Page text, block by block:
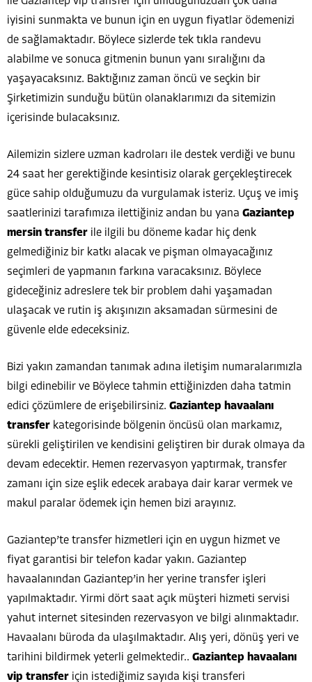
iyisini sunmakta ve bunun için en uygun fiyatlar ödemenizi
de sağlamaktadır. Böylece sizlerde tek tıkla randevu
alabilme ve sonuca gitmenin bunun yanı sıralığını da
yaşayacaksınız. Baktığınız zaman öncü ve seçkin bir
Şirketimizin sunduğu bütün olanaklarımızı da sitemizin
içerisinde bulacaksınız.
Ailemizin sizlere uzman kadroları ile destek verdiği ve bunu
24 saat her gerektiğinde kesintisiz olarak gerçekleştirecek
güce sahip olduğumuzu da vurgulamak isteriz. Uçuş ve imiş
saatlerinizi tarafımıza ilettiğiniz andan bu yana Gaziantep
mersin transfer ile ilgili bu döneme kadar hiç denk
gelmediğiniz bir katkı alacak ve pişman olmayacağınız
seçimleri de yapmanın farkına varacaksınız. Böylece
gideceğiniz adreslere tek bir problem dahi yaşamadan
ulaşacak ve rutin iş akışınızın aksamadan sürmesini de
güvenle elde edeceksiniz.
Bizi yakın zamandan tanımak adına iletişim numaralarımızla
bilgi edinebilir ve Böylece tahmin ettiğinizden daha tatmin
edici çözümlere de erişebilirsiniz. Gaziantep havaalanı
transfer kategorisinde bölgenin öncüsü olan markamız,
sürekli geliştirilen ve kendisini geliştiren bir durak olmaya da
devam edecektir. Hemen rezervasyon yaptırmak, transfer
zamanı için size eşlik edecek arabaya dair karar vermek ve
makul paralar ödemek için hemen bizi arayınız.
Gaziantep’te transfer hizmetleri için en uygun hizmet ve
fiyat garantisi bir telefon kadar yakın. Gaziantep
havaalanından Gaziantep’in her yerine transfer işleri
yapılmaktadır. Yirmi dört saat açık müşteri hizmeti servisi
yahut internet sitesinden rezervasyon ve bilgi alınmaktadır.
Havaalanı büroda da ulaşılmaktadır. Alış yeri, dönüş yeri ve
tarihini bildirmek yeterli gelmektedir.. Gaziantep havaalanı
vip transfer için istediğimiz sayıda kişi transferi